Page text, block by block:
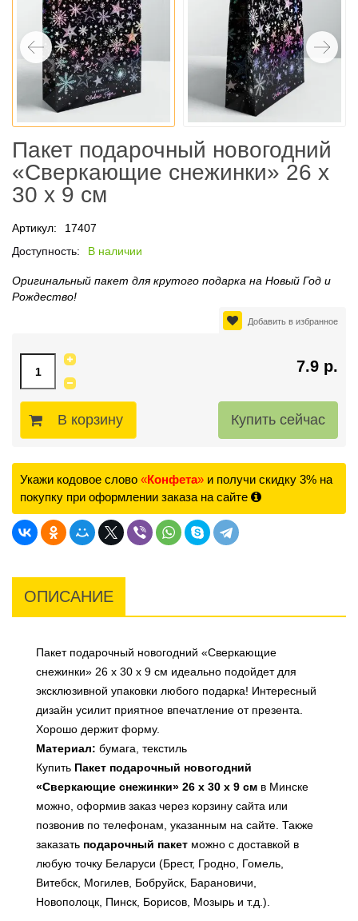
Пакет подарочный новогодний
«Сверкающие снежинки» 26 x
30 х 9 см
Артикул:
17407
Доступность:
В наличии
Оригинальный пакет для крутого подарка на Новый Год и
Рождество!
Добавить в избранное
7.9 р.
В корзину
Укажи кодовое слово «Конфета» и получи скидку 3% на
покупку при оформлении заказа на сайте
ОПИСАНИЕ
Пакет подарочный новогодний «Сверкающие
снежинки» 26 x 30 х 9 см идеально подойдет для
эксклюзивной упаковки любого подарка! Интересный
дизайн усилит приятное впечатление от презента.
Хорошо держит форму.
Материал: бумага, текстиль
Купить Пакет подарочный новогодний
«Сверкающие снежинки» 26 x 30 х 9 см в Минске
можно, оформив заказ через корзину сайта или
позвонив по телефонам, указанным на сайте. Также
заказать подарочный пакет можно с доставкой в
любую точку Беларуси (Брест, Гродно, Гомель,
Витебск, Могилев, Бобруйск, Барановичи,
Новополоцк, Пинск, Борисов, Мозырь и т.д.).